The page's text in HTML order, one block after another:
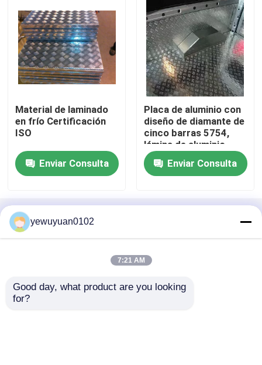
Éntrenos en contacto con
Noticias
Blog
Pida una cita
barra redonda de aluminio
Barra de aluminio 7075
Material de laminado
en frío Certificación
ISO
Enviar Consulta
Placa de aluminio con
diseño de diamante de
cinco barras 5754,
lámina de aluminio
antideslizante
Enviar Consulta
Mapa del Sitio
proveedor.Copyright © 2026 Beijing Silk Road
yewuyuan0102
7:21 AM
Good day, what product are you looking
for?